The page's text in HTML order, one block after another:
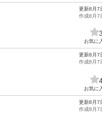
更新8月7
作成8月7
3
お気に
更新8月7
作成8月7
お気に
更新8月7
作成8月7